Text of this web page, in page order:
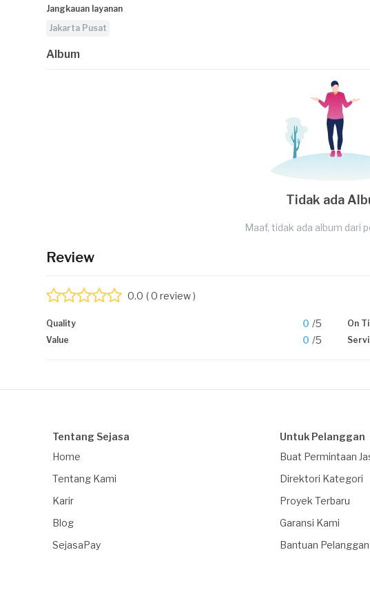
Jangkauan layanan
Jakarta Pusat
Album
Tidak ada
Maaf, tidak ada album dari
Review
0.0 ( 0 review )
Quality 0 /5 On
Value 0 /5
Tentang Sejasa
Home
Tentang Kami
Karir
Blog
SejasaPay
Untuk Pelanggan
Buat Permintaan
Direktori Kategori
Proyek Terbaru
Garansi Kami
Bantuan Pelanggan